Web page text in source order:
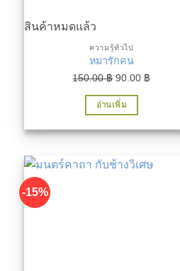
สินค้าหมดแล้ว
ความรู้ทั่วไป
หมารักคน
150.00฿ Original
price
was:
90.00 ฿
อ่านเพิ่ม
-15%